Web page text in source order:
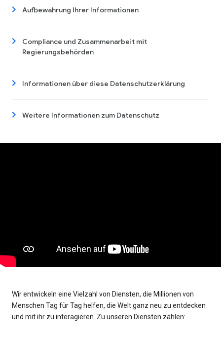
Aufbewahrung Ihrer Informationen
Compliance und Zusammenarbeit mit
Regierungsbehörden
Informationen über diese Datenschutzerklärung
Weitere Informationen zum Datenschutz
Wir entwickeln eine Vielzahl von Diensten, die Millionen von
Menschen Tag für Tag helfen, die Welt ganz neu zu entdecken
und mit ihr zu interagieren. Zu unseren Diensten zählen: